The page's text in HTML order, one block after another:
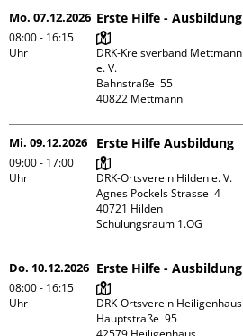
Mo. 07.12.2026
08:00 - 16:15
Uhr
Erste Hilfe - Ausbildung
DRK-Kreisverband Mettmann
e. V.
Bahnstraße  55
Mi. 09.12.2026
09:00 - 17:00
Uhr
Erste Hilfe Ausbildung
DRK-Ortsverein Hilden e. V.
Agnes Pockels Strasse  4
40721 Hilden
Schulungsraum 1.OG
Do. 10.12.2026
08:00 - 16:15
Uhr
Erste Hilfe - Ausbildung
DRK-Ortsverein Heiligenhaus
Hauptstraße  95